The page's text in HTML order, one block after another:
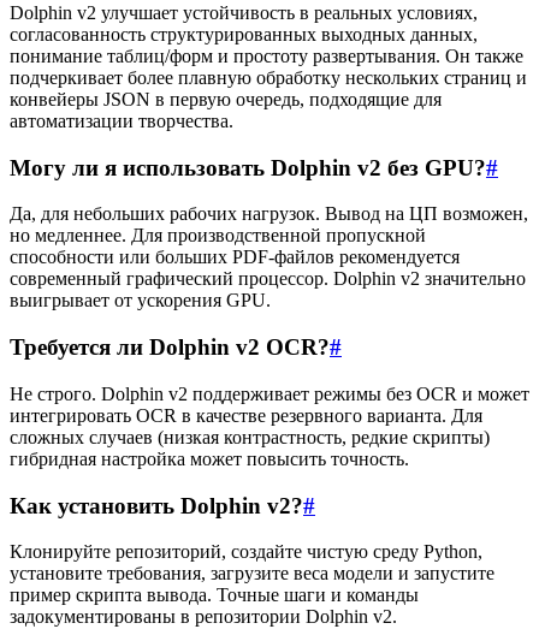
Dolphin v2 улучшает устойчивость в реальных условиях,
согласованность структурированных выходных данных,
понимание таблиц/форм и простоту развертывания. Он также
подчеркивает более плавную обработку нескольких страниц и
конвейеры JSON в первую очередь, подходящие для
автоматизации творчества.
Могу ли я использовать Dolphin v2 без GPU?#
Да, для небольших рабочих нагрузок. Вывод на ЦП возможен,
но медленнее. Для производственной пропускной
способности или больших PDF-файлов рекомендуется
современный графический процессор. Dolphin v2 значительно
выигрывает от ускорения GPU.
Требуется ли Dolphin v2 OCR?#
Не строго. Dolphin v2 поддерживает режимы без OCR и может
интегрировать OCR в качестве резервного варианта. Для
сложных случаев (низкая контрастность, редкие скрипты)
гибридная настройка может повысить точность.
Как установить Dolphin v2?#
Клонируйте репозиторий, создайте чистую среду Python,
установите требования, загрузите веса модели и запустите
пример скрипта вывода. Точные шаги и команды
задокументированы в репозитории Dolphin v2.